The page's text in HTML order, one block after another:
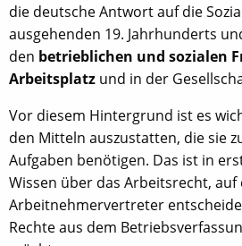
die deutsche Antwort auf die
ausgehenden 19. Jahrhunderts
den betrieblichen und sozialen
Arbeitsplatz und in der
Vor diesem Hintergrund ist es
den Mitteln auszustatten, die sie
Aufgaben benötigen. Das ist in
Wissen über das Arbeitsrecht, auf
Arbeitnehmervertreter
Rechte aus dem